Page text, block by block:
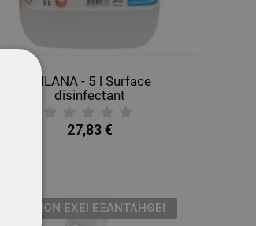
MILANA - 5 l Surface
disinfectant
27,83 €
ТΟ ΠΡΟΪΌΝ ΈΧΕΙ ΕΞΑΝΤΛΗΘΕΊ